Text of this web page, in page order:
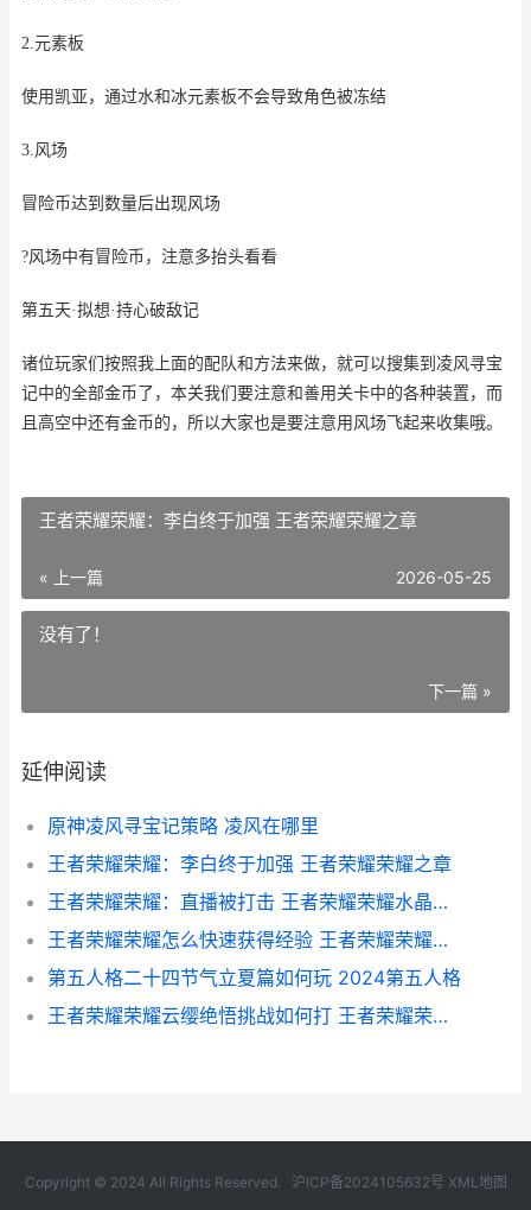
2.元素板
使用凯亚，通过水和冰元素板不会导致角色被冻结
3.风场
冒险币达到数量后出现风场
?风场中有冒险币，注意多抬头看看
第五天·拟想·持心破敌记
诸位玩家们按照我上面的配队和方法来做，就可以搜集到凌风寻宝
记中的全部金币了，本关我们要注意和善用关卡中的各种装置，而
且高空中还有金币的，所以大家也是要注意用风场飞起来收集哦。
王者荣耀荣耀：李白终于加强 王者荣耀荣耀之章
« 上一篇 2026-05-25
没有了！
下一篇 »
延伸阅读
原神凌风寻宝记策略 凌风在哪里
王者荣耀荣耀：李白终于加强 王者荣耀荣耀之章
王者荣耀荣耀：直播被打击 王者荣耀荣耀水晶保底多少
王者荣耀荣耀怎么快速获得经验 王者荣耀荣耀怎么换地区
第五人格二十四节气立夏篇如何玩 2024第五人格
王者荣耀荣耀云缨绝悟挑战如何打 王者荣耀荣耀云音小内裤
Copyright © 2024 All Rights Reserved. 沪ICP备2024105632号 XML地图